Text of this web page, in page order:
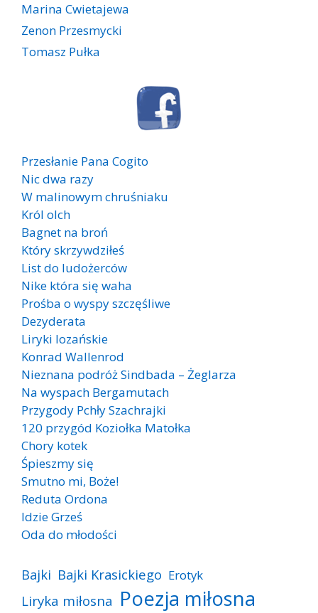
Marina Cwietajewa
Zenon Przesmycki
Tomasz Pułka
Przesłanie Pana Cogito
Nic dwa razy
W malinowym chruśniaku
Król olch
Bagnet na broń
Który skrzywdziłeś
List do ludożerców
Nike która się waha
Prośba o wyspy szczęśliwe
Dezyderata
Liryki lozańskie
Konrad Wallenrod
Nieznana podróż Sindbada – Żeglarza
Na wyspach Bergamutach
Przygody Pchły Szachrajki
120 przygód Koziołka Matołka
Chory kotek
Śpieszmy się
Smutno mi, Boże!
Reduta Ordona
Idzie Grześ
Oda do młodości
Bajki Bajki Krasickiego Erotyk
Liryka miłosna Poezja miłosna